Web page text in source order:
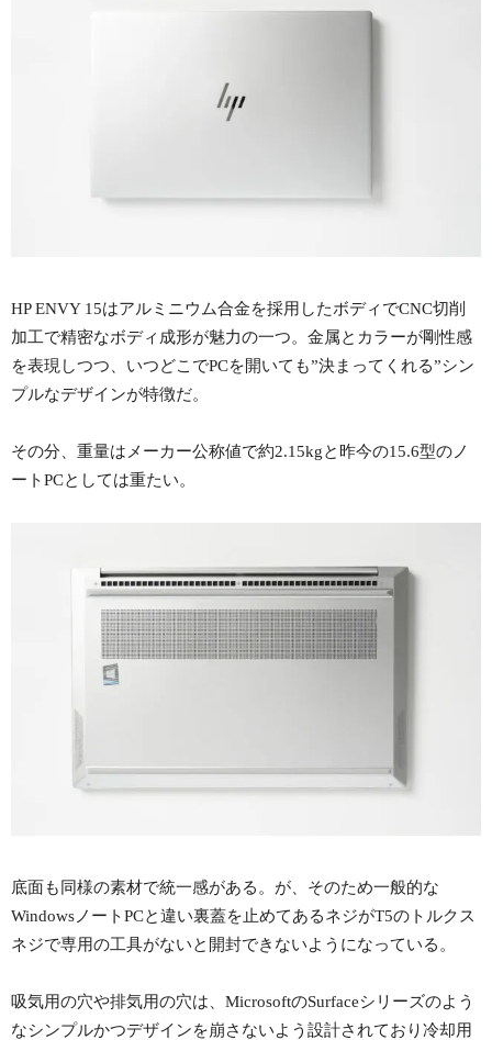
HP ENVY 15はアルミニウム合金を採用したボディでCNC切削
加工で精密なボディ成形が魅力の一つ。金属とカラーが剛性感
を表現しつつ、いつどこでPCを開いても”決まってくれる”シン
プルなデザインが特徴だ。
その分、重量はメーカー公称値で約2.15kgと昨今の15.6型のノ
ートPCとしては重たい。
底面も同様の素材で統一感がある。が、そのため一般的な
WindowsノートPCと違い裏蓋を止めてあるネジがT5のトルクス
ネジで専用の工具がないと開封できないようになっている。
吸気用の穴や排気用の穴は、MicrosoftのSurfaceシリーズのよう
なシンプルかつデザインを崩さないよう設計されており冷却用